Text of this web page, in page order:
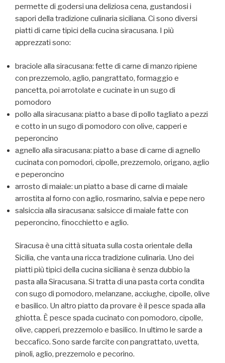
permette di godersi una deliziosa cena, gustandosi i
sapori della tradizione culinaria siciliana. Ci sono diversi
piatti di carne tipici della cucina siracusana. I più
apprezzati sono:
braciole alla siracusana: fette di carne di manzo ripiene
con prezzemolo, aglio, pangrattato, formaggio e
pancetta, poi arrotolate e cucinate in un sugo di
pomodoro
pollo alla siracusana: piatto a base di pollo tagliato a pezzi
e cotto in un sugo di pomodoro con olive, capperi e
peperoncino
agnello alla siracusana: piatto a base di carne di agnello
cucinata con pomodori, cipolle, prezzemolo, origano, aglio
e peperoncino
arrosto di maiale: un piatto a base di carne di maiale
arrostita al forno con aglio, rosmarino, salvia e pepe nero
salsiccia alla siracusana: salsicce di maiale fatte con
peperoncino, finocchietto e aglio.
Siracusa è una città situata sulla costa orientale della
Sicilia, che vanta una ricca tradizione culinaria. Uno dei
piatti più tipici della cucina siciliana è senza dubbio la
pasta alla Siracusana. Si tratta di una pasta corta condita
con sugo di pomodoro, melanzane, acciughe, cipolle, olive
e basilico. Un altro piatto da provare è il pesce spada alla
ghiotta. È pesce spada cucinato con pomodoro, cipolle,
olive, capperi, prezzemolo e basilico. In ultimo le sarde a
beccafico. Sono sarde farcite con pangrattato, uvetta,
pinoli, aglio, prezzemolo e pecorino.